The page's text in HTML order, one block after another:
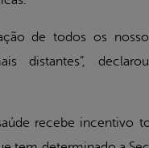
de todos os
distantes”,
recebe incentivo